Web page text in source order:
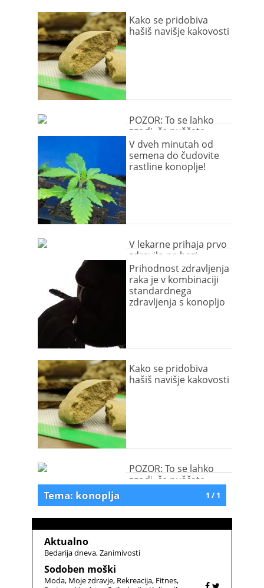
Kako se pridobiva
hašiš navišje kakovosti
POZOR: To se lahko
zgodi, če puščate
marihuano na dosegu
psa
V dveh minutah od
semena do čudovite
rastline konoplje!
V lekarne prihaja prvo
zdravilo na bazi
konoplje!
Prihodnost zdravljenja
raka je v kombinaciji
standardnega
zdravljenja s konopljo
Kako se pridobiva
hašiš navišje kakovosti
POZOR: To se lahko
zgodi, če puščate
marihuano na dosegu
1 / 1
Tema: konoplja
Aktualno
Bedarija dneva Zanimivosti
Sodoben moški
Moda Moje zdravje Rekreacija Fitnes